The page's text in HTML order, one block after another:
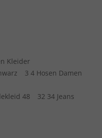
Kleider
3 4 Hosen Damen
48
32 34 Jeans